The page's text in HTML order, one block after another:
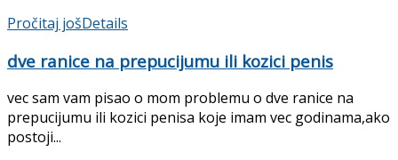
Pročitaj jošDetails
dve ranice na prepucijumu ili kozici penis
vec sam vam pisao o mom problemu o dve ranice na
prepucijumu ili kozici penisa koje imam vec godinama,ako
postoji...